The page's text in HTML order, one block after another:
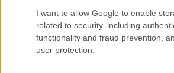
I want to allow Google to enable
related to security, including
functionality and fraud prevention,
user protection.